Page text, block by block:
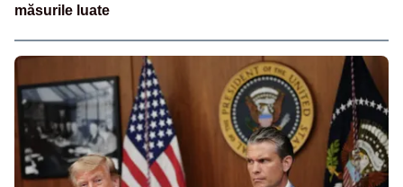
măsurile luate